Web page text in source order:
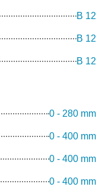
B 12
B 12
B 12
0 - 280 mm
0 - 400 mm
0 - 400 mm
0 - 400 mm